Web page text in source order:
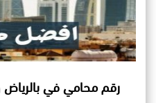
رقم محامي في